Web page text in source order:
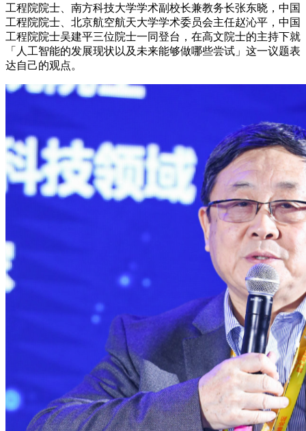
工程院院士、南方科技大学学术副校长兼教务长张东晓，中国
工程院院士、北京航空航天大学学术委员会主任赵沁平，中国
工程院院士吴建平三位院士一同登台，在高文院士的主持下就
「人工智能的发展现状以及未来能够做哪些尝试」这一议题表
达自己的观点。